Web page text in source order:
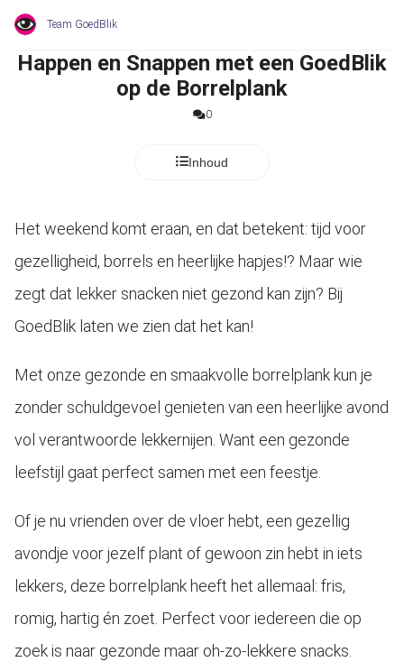
Team GoedBlik
Happen en Snappen met een GoedBlik
op de Borrelplank
0
Inhoud
Het weekend komt eraan, en dat betekent: tijd voor
gezelligheid, borrels en heerlijke hapjes!? Maar wie
zegt dat lekker snacken niet gezond kan zijn? Bij
GoedBlik laten we zien dat het kan!
Met onze gezonde en smaakvolle borrelplank kun je
zonder schuldgevoel genieten van een heerlijke avond
vol verantwoorde lekkernijen. Want een gezonde
leefstijl gaat perfect samen met een feestje.
Of je nu vrienden over de vloer hebt, een gezellig
avondje voor jezelf plant of gewoon zin hebt in iets
lekkers, deze borrelplank heeft het allemaal: fris,
romig, hartig én zoet. Perfect voor iedereen die op
zoek is naar gezonde maar oh-zo-lekkere snacks.
niet
over
op
gebruikt
te
Hierdoor
website-